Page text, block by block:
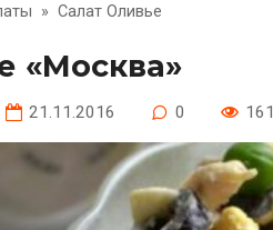
» Салат Оливье
«Москва»
21.11.2016 0 161